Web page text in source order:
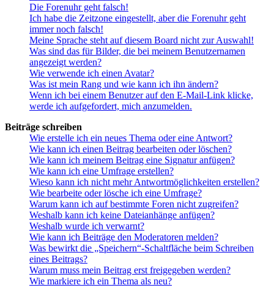
Die Forenuhr geht falsch!
Ich habe die Zeitzone eingestellt, aber die Forenuhr geht
immer noch falsch!
Meine Sprache steht auf diesem Board nicht zur Auswahl!
Was sind das für Bilder, die bei meinem Benutzernamen
angezeigt werden?
Wie verwende ich einen Avatar?
Was ist mein Rang und wie kann ich ihn ändern?
Wenn ich bei einem Benutzer auf den E-Mail-Link klicke,
werde ich aufgefordert, mich anzumelden.
Beiträge schreiben
Wie erstelle ich ein neues Thema oder eine Antwort?
Wie kann ich einen Beitrag bearbeiten oder löschen?
Wie kann ich meinem Beitrag eine Signatur anfügen?
Wie kann ich eine Umfrage erstellen?
Wieso kann ich nicht mehr Antwortmöglichkeiten erstellen?
Wie bearbeite oder lösche ich eine Umfrage?
Warum kann ich auf bestimmte Foren nicht zugreifen?
Weshalb kann ich keine Dateianhänge anfügen?
Weshalb wurde ich verwarnt?
Wie kann ich Beiträge den Moderatoren melden?
Was bewirkt die „Speichern“-Schaltfläche beim Schreiben
eines Beitrags?
Warum muss mein Beitrag erst freigegeben werden?
Wie markiere ich ein Thema als neu?